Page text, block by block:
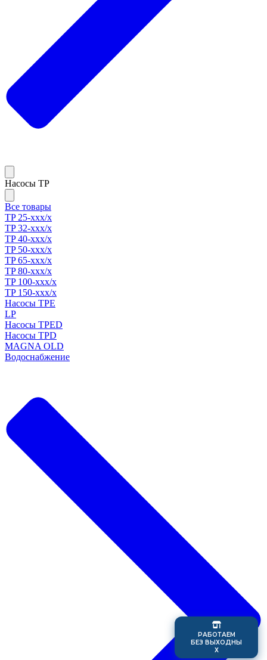
Насосы TP
Все товары
TP 25-xxx/x
TP 32-xxx/x
TP 40-xxx/x
TP 50-xxx/x
TP 65-xxx/x
TP 80-xxx/x
TP 100-xxx/x
TP 150-xxx/x
Насосы TPE
LP
Насосы TPED
Насосы TPD
MAGNA OLD
Водоснабжение
РАБОТАЕМ
БЕЗ ВЫХОДНЫ
Х